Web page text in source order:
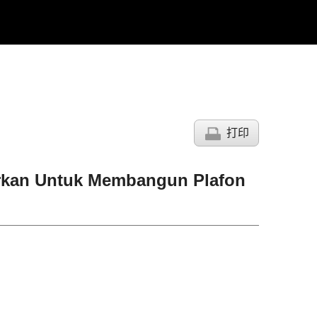
打印
Untuk Membangun Plafon